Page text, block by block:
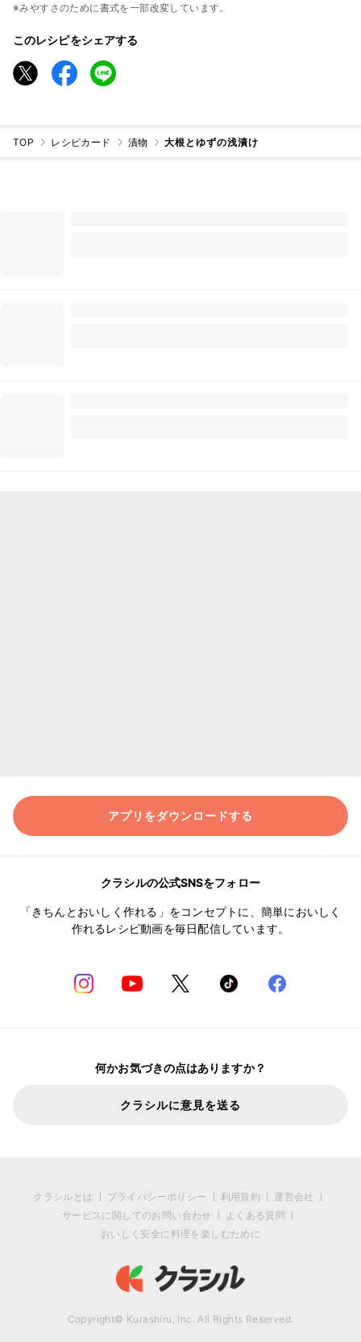
※みやすさのために書式を一部改変しています。
このレシピをシェアする
TOP レシピカード 漬物 大根とゆずの浅漬け
アプリをダウンロードする
クラシルの公式SNSをフォロー
「きちんとおいしく作れる」をコンセプトに、簡単においしく
作れるレシピ動画を毎日配信しています。
何かお気づきの点はありますか？
クラシルに意見を送る
クラシルとは プライバシーポリシー 利用規約
運営会社
サービスに関してのお問い合わせ
よくある質問
おいしく安全に料理を楽しむために
Copyright© Kurashiru, Inc. All Rights Reserved.